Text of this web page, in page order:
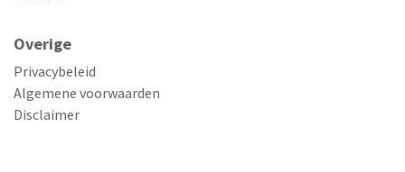
Overige
Privacybeleid
Algemene voorwaarden
Disclaimer